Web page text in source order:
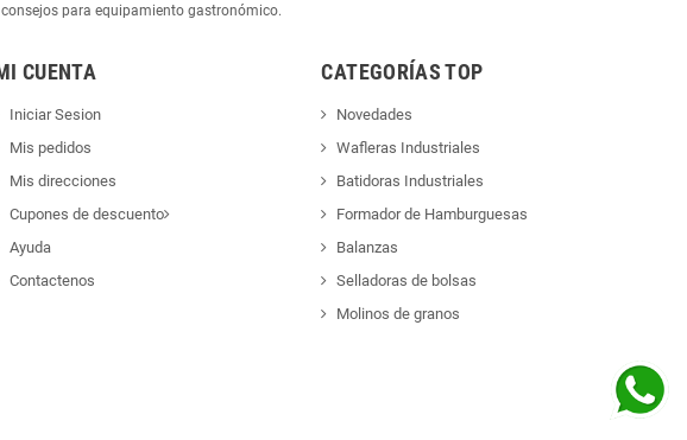
para equipamiento gastronómico.
CUENTA
Iniciar Sesion
Mis pedidos
Mis direcciones
Cupones de descuento
Ayuda
Contactenos
CATEGORÍAS TOP
Novedades
Wafleras Industriales
Batidoras Industriales
Formador de Hamburguesas
Balanzas
Selladoras de bolsas
Molinos de granos